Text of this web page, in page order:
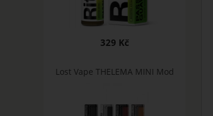
329 Kč
Lost Vape THELEMA MINI Mod